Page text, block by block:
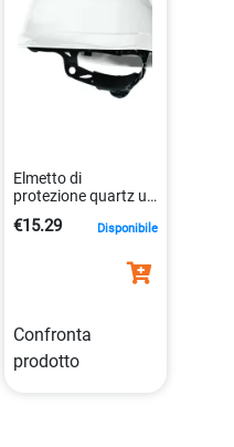
Elmetto di
protezione quartz up
dpi3
€15.29 Disponibile
Confronta
prodotto